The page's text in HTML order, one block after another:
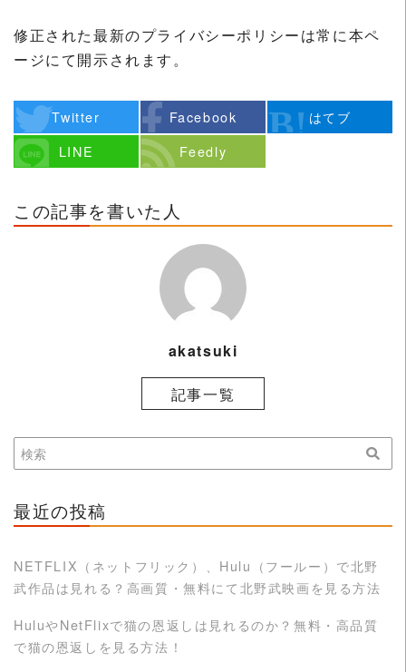
修正された最新のプライバシーポリシーは常に本ペ
ージにて開示されます。
Twitter Facebook
はてブ
LINE
Feedly
この記事を書いた人
akatsuki
記事一覧
最近の投稿
NETFLIX（ネットフリック）、Hulu（フールー）で北野
武作品は見れる？高画質・無料にて北野武映画を見る方法
HuluやNetFlixで猫の恩返しは見れるのか？無料・高品質
で猫の恩返しを見る方法！